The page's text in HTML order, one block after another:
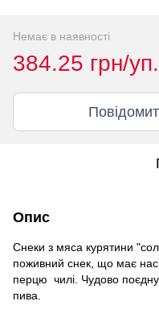
Немає в наявності
384.25 грн/уп.
Опис
Снеки з мяса курятини
поживний снек, що має
перцю чилі. Чудово
пива.